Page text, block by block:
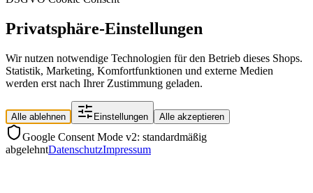
Privatsphäre-Einstellungen
Wir nutzen notwendige Technologien für den Betrieb dieses Shops.
Statistik, Marketing, Komfortfunktionen und externe Medien
werden erst nach Ihrer Zustimmung geladen.
Alle ablehnen Einstellungen Alle akzeptieren
Google Consent Mode v2: standardmäßig
abgelehntDatenschutzImpressum